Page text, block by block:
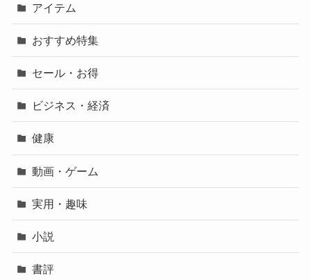
アイテム
おすすめ特集
セール・お得
ビジネス・経済
健康
動画・ゲーム
実用・趣味
小説
書評